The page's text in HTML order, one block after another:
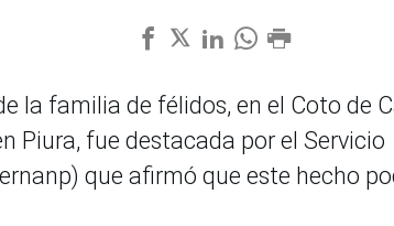
la familia de félidos, en el Coto de
Piura, fue destacada por el Servicio
que afirmó que este hecho